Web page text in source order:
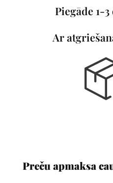
Piegāde 1-
Ar
Preču apmaksa